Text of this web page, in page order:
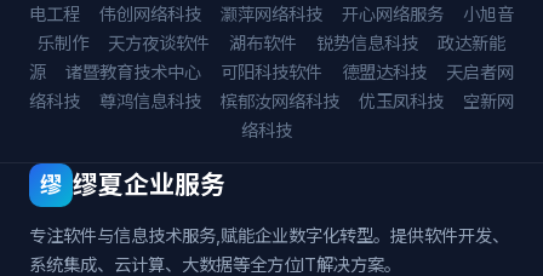
电工程
伟创网络科技 灏萍网络科技 开心网络服务
小旭音
乐制作
天方夜谈软件 湖布软件 锐势信息科技
政达新能
源
诸暨教育技术中心 可阳科技软件 德盟达科技
天启者网
络科技
尊鸿信息科技 槟郁汝网络科技 优玉凤科技
空新网
络科技
缪 缪夏企业服务
专注软件与信息技术服务,赋能企业数字化转型。提供软件开发、
系统集成、云计算、大数据等全方位IT解决方案。